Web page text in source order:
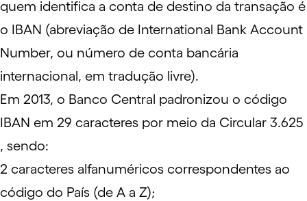
quem identifica a conta de destino da transação é
o IBAN (abreviação de International Bank Account
Number, ou número de conta bancária
internacional, em tradução livre).
Em 2013, o Banco Central padronizou o código
IBAN em 29 caracteres por meio da Circular 3.625
, sendo:
2 caracteres alfanuméricos correspondentes ao
código do País (de A a Z);